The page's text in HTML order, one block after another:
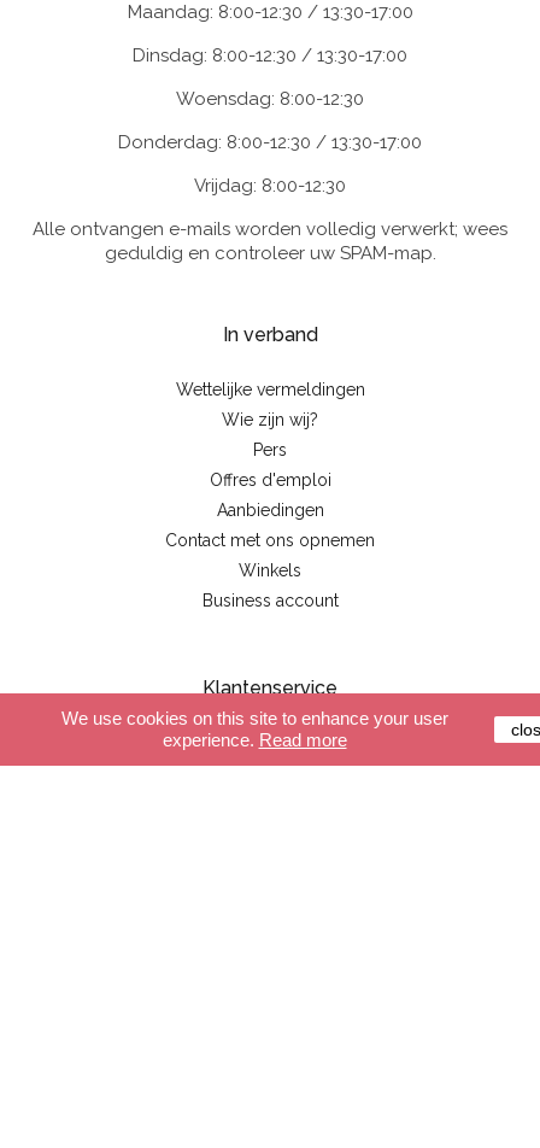
Maandag: 8:00-12:30 / 13:30-17:00
Dinsdag: 8:00-12:30 / 13:30-17:00
Woensdag: 8:00-12:30
Donderdag: 8:00-12:30 / 13:30-17:00
Vrijdag: 8:00-12:30
Alle ontvangen e-mails worden volledig verwerkt; wees
geduldig en controleer uw SPAM-map.
In verband
Wettelijke vermeldingen
Wie zijn wij?
Pers
Offres d'emploi
Aanbiedingen
Contact met ons opnemen
Winkels
Business account
Klantenservice
Beveiligde betalingssystemen
We use cookies on this site to enhance your user
experience. Read more